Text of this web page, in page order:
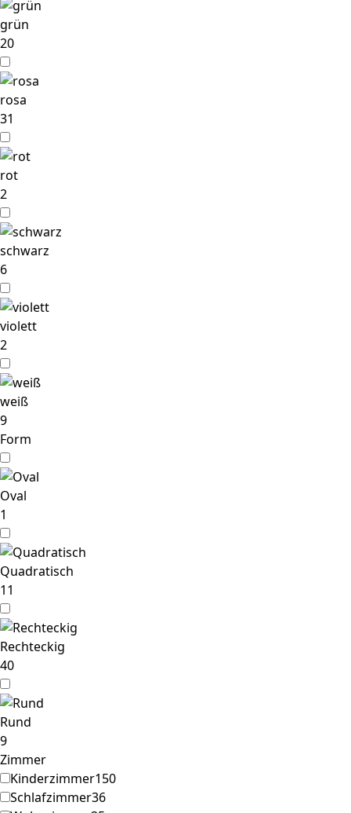
grün
20
rosa
31
rot
2
schwarz
6
violett
2
weiß
9
Form
Oval
1
Quadratisch
11
Rechteckig
40
Rund
9
Zimmer
Kinderzimmer150
Schlafzimmer36